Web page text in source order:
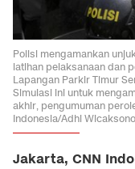
Polisi mengamankan
latihan pelaksanaan dan
Lapangan Parkir Timur
Simulasi ini untuk
akhir, pengumuman
Indonesia/Adhi
Jakarta, CNN